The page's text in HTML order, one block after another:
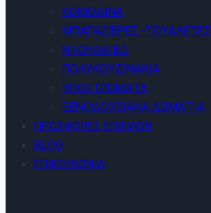
ΚΟΜΟΔΊΝΑ
ΜΠΑΓΑΖΙΈΡΕΣ -ΤΟΥΑΛΈΤΕΣ
ΝΤΟΥΛΆΠΕΣ
ΠΟΛΥΚΟΥΖΙΝΆΚΙΑ
ΥΠΟΣΤΡΏΜΑΤΑ
ΞΕΝΟΔΟΧΕΙΑΚΆ ΔΩΜΆΤΙΑ
ΠΡΟΣΦΟΡΈΣ ΕΠΊΠΛΩΝ
BLOG
ΕΠΙΚΟΙΝΩΝΊΑ